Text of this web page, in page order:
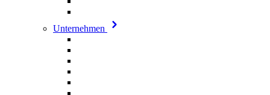
Unternehmen